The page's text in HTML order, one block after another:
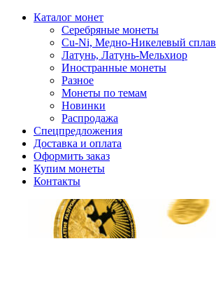
Каталог монет
Серебряные монеты
Cu-Ni, Медно-Никелевый сплав
Латунь, Латунь-Мельхиор
Иностранные монеты
Разное
Монеты по темам
Новинки
Распродажа
Спецпредложения
Доставка и оплата
Оформить заказ
Купим монеты
Контакты